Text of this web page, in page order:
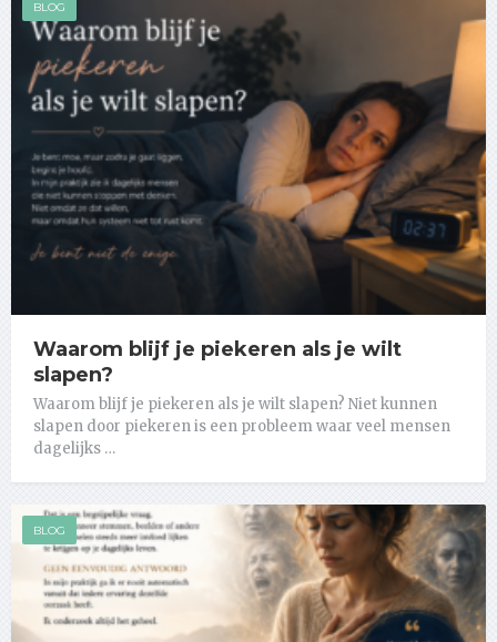
BLOG
Waarom blijf je piekeren als je wilt
slapen?
Waarom blijf je piekeren als je wilt slapen? Niet kunnen
slapen door piekeren is een probleem waar veel mensen
dagelijks …
BLOG